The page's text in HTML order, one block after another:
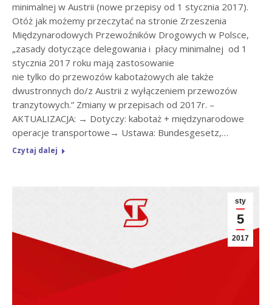
minimalnej w Austrii (nowe przepisy od 1 stycznia 2017).
Otóż jak możemy przeczytać na stronie Zrzeszenia
Międzynarodowych Przewoźników Drogowych w Polsce,
„zasady dotyczące delegowania i płacy minimalnej od 1
stycznia 2017 roku mają zastosowanie
nie tylko do przewozów kabotażowych ale także
dwustronnych do/z Austrii z wyłączeniem przewozów
tranzytowych.” Zmiany w przepisach od 2017r. –
AKTUALIZACJA: → Dotyczy: kabotaż + międzynarodowe
operacje transportowe→ Ustawa: Bundesgesetz,…
Czytaj dalej
sty
5
2017